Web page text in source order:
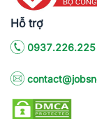
Hỗ trợ
0937.226.225